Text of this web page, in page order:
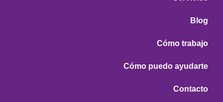
Blog
Cómo trabajo
Cómo puedo ayudarte
Contacto